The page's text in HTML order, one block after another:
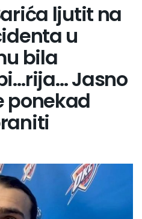
ljutit na
u
bila
Jasno
ponekad